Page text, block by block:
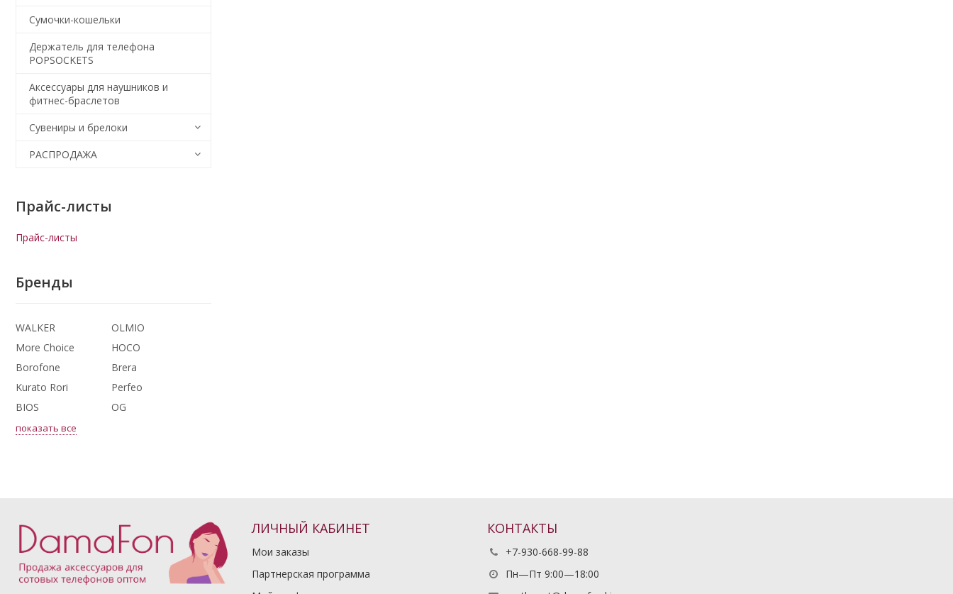
Сумочки-кошельки
Держатель для телефона
POPSOCKETS
Аксессуары для наушников и
фитнес-браслетов
Сувениры и брелоки
РАСПРОДАЖА
Прайс-листы
Прайс-листы
Бренды
WALKER
OLMIO
More Choice
HOCO
Borofone
Brera
Kurato Rori
Perfeo
BIOS
OG
показать все
ЛИЧНЫЙ КАБИНЕТ
Мои заказы
Партнерская программа
КОНТАКТЫ
+7-930-668-99-88
Пн—Пт 9:00—18:00